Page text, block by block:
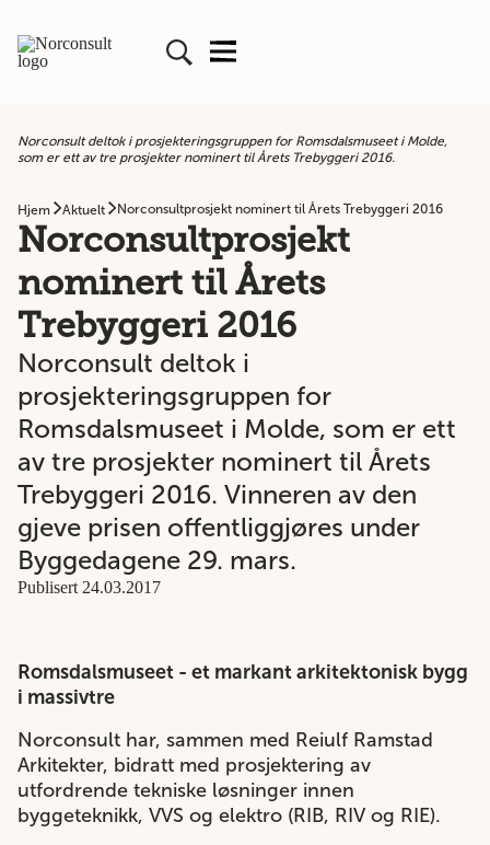
Norconsult deltok i prosjekteringsgruppen for Romsdalsmuseet i Molde,
som er ett av tre prosjekter nominert til Årets Trebyggeri 2016.
Hjem Aktuelt Norconsultprosjekt nominert til Årets Trebyggeri 2016
Norconsultprosjekt
nominert til Årets
Trebyggeri 2016
Norconsult deltok i
prosjekteringsgruppen for
Romsdalsmuseet i Molde, som er ett
av tre prosjekter nominert til Årets
Trebyggeri 2016. Vinneren av den
gjeve prisen offentliggjøres under
Byggedagene 29. mars.
Publisert 24.03.2017
Romsdalsmuseet - et markant arkitektonisk bygg
i massivtre
Norconsult har, sammen med Reiulf Ramstad
Arkitekter, bidratt med prosjektering av
utfordrende tekniske løsninger innen
byggeteknikk, VVS og elektro (RIB, RIV og RIE).